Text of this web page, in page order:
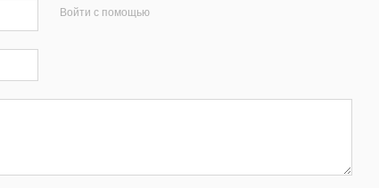
Войти с помощью